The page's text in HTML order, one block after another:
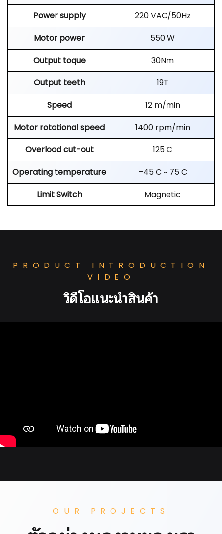
Power supply
220 VAC/50Hz
Motor power
550 W
Output toque
30Nm
Output teeth
19T
Speed
12 m/min
Motor rotational speed
1400 rpm/min
Overload cut-out
125 C
Operating temperature
–45 C ~ 75 C
Limit Switch
Magnetic
PRODUCT INTRODUCTION
VIDEO
วิดีโอแนะนำสินค้า
OUR PROJECTS